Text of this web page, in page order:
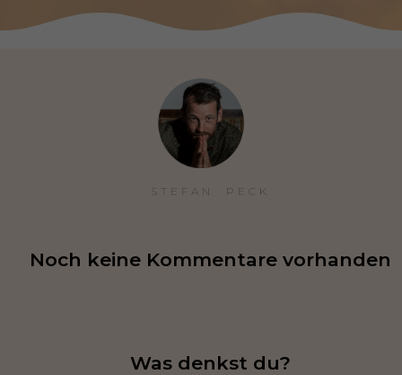
STEFAN  PECK
Noch keine Kommentare vorhanden
Was denkst du?